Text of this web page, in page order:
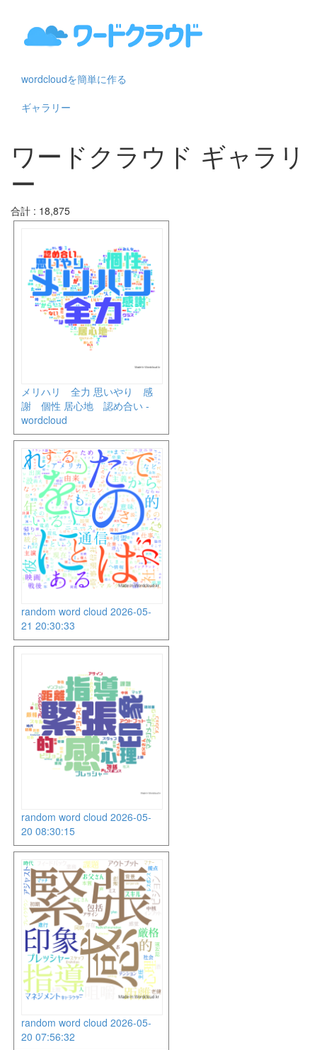
wordcloudを簡単に作る
ギャラリー
ワードクラウド ギャラリ
ー
合計 : 18,875
メリハリ 全力 思いやり 感
謝 個性 居心地 認め合い -
wordcloud
random word cloud 2026-05-
21 20:30:33
random word cloud 2026-05-
20 08:30:15
random word cloud 2026-05-
20 07:56:32